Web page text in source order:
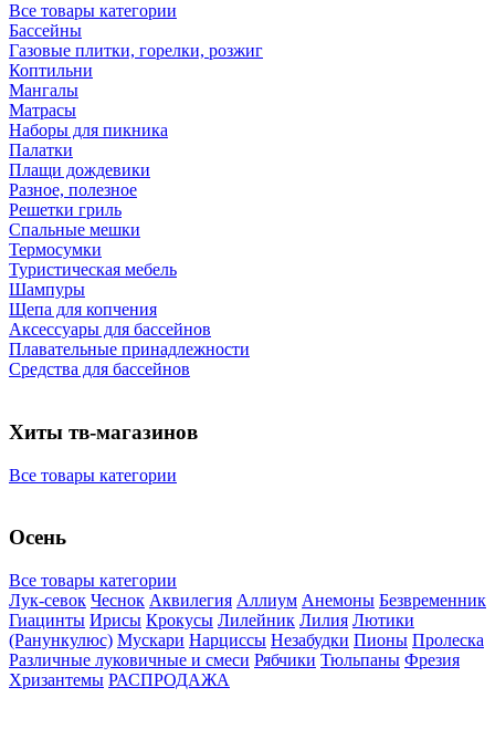
Все товары категории
Бассейны
Газовые плитки, горелки, розжиг
Коптильни
Мангалы
Матрасы
Наборы для пикника
Палатки
Плащи дождевики
Разное, полезное
Решетки гриль
Спальные мешки
Термосумки
Туристическая мебель
Шампуры
Щепа для копчения
Аксессуары для бассейнов
Плавательные принадлежности
Средства для бассейнов
Хиты тв-магазинов
Все товары категории
Осень
Все товары категории
Лук-севок Чеснок Аквилегия Аллиум Анемоны Безвременник
Гиацинты Ирисы Крокусы Лилейник Лилия Лютики
(Ранункулюс) Мускари Нарцисcы Незабудки Пионы Пролеска
Различные луковичные и смеси Рябчики Тюльпаны Фрезия
Хризантемы РАСПРОДАЖА